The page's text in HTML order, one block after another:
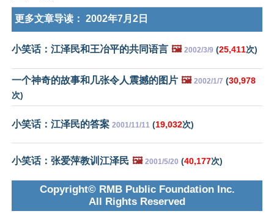
更多文章导读： 2002年7月2日
小笑话：江泽民和王冶平的共同语言 🖼️ 2002/3/9 (25,411次)
一个神奇的故事和几张令人震撼的图片 🖼️ 2002/1/7 (30,978
次)
小笑话：江泽民的答案 2001/11/11 (19,032次)
小笑话：张爱萍教训江泽民 🖼️ 2001/5/20 (40,177次)
Copyright© RMB Public Foundation Inc.
All Rights Reserved